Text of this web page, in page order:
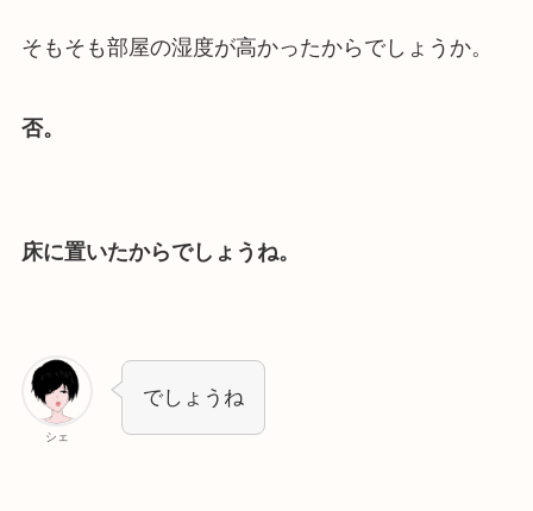
そもそも部屋の湿度が高かったからでしょうか。
否。
床に置いたからでしょうね。
シェ
でしょうね